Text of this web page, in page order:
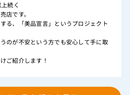
続く
店です。
る、「美品宣言」というプロジェクト
のが不安という方でも安心して手に取
ご紹介します！